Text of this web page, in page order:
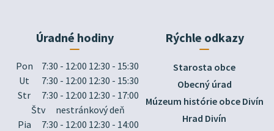
Úradné hodiny
Pon
7:30 - 12:00 12:30 - 15:30
Ut
7:30 - 12:00 12:30 - 15:30
Str
7:30 - 12:00 12:30 - 17:00
Štv
nestránkový deň
Pia
7:30 - 12:00 12:30 - 14:00
Rýchle odkazy
Starosta obce
Obecný úrad
Múzeum histórie obce Divín
Hrad Divín